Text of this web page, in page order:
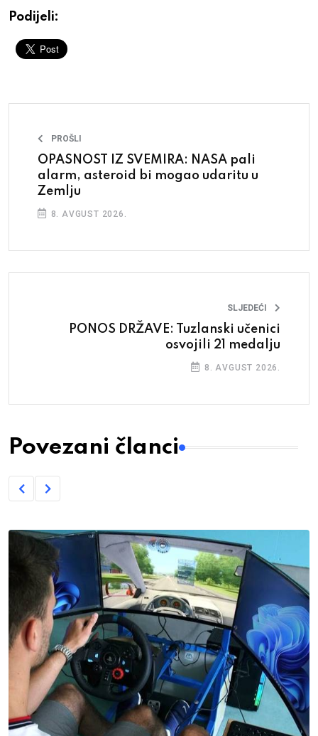
Podijeli:
PROŠLI
OPASNOST IZ SVEMIRA: NASA pali
alarm, asteroid bi mogao udaritu u
Zemlju
8. AVGUST 2026.
SLJEDEĆI
PONOS DRŽAVE: Tuzlanski učenici
osvojili 21 medalju
8. AVGUST 2026.
Povezani članci